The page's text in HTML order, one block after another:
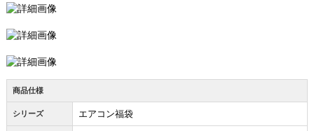
商品仕様
シリーズ エアコン福袋